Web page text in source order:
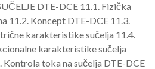
DTE-DCE 11.1. Fizička
11.2. Koncept DTE-DCE 11.3.
karakteristike sučelja 11.4.
karakteristike sučelja
Kontrola toka na sučelja DTE-DCE